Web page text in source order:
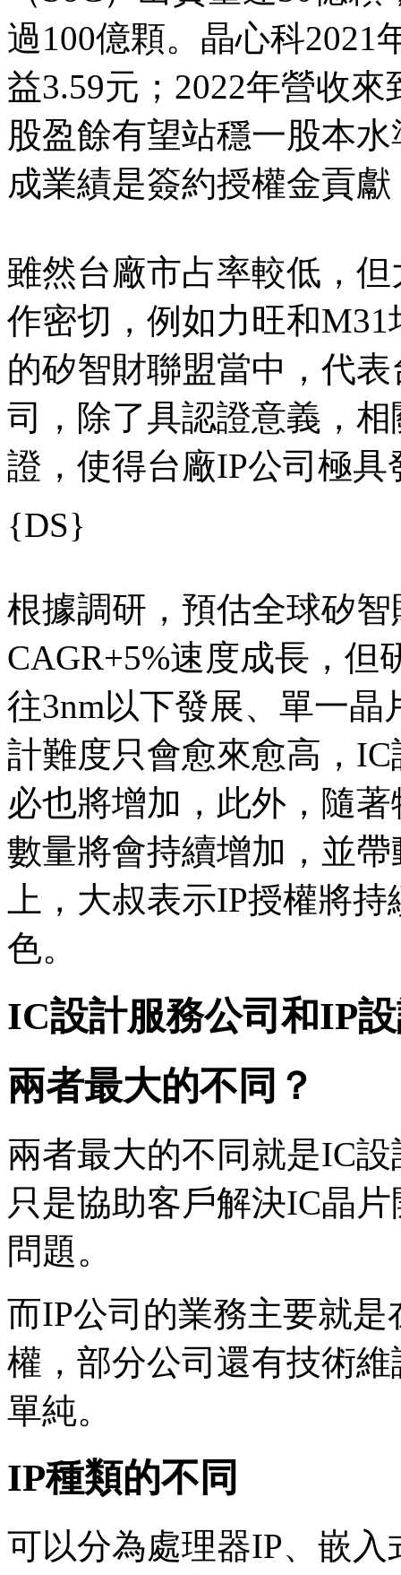
過100億顆。晶心科2021
益3.59元；2022年營收
股盈餘有望站穩一股本
成業績是簽約授權金貢
雖然台廠市占率較低，
作密切，例如力旺和
的矽智財聯盟當中，代
司，除了具認證意義，
證，使得台廠IP公司極具
{DS}
根據調研，預估全球矽
CAGR+5%速度成長，
往3nm以下發展、單一
計難度只會愈來愈高，
必也將增加，此外，隨
數量將會持續增加，並
上，大叔表示IP授權將
色。
IC設計服務公司和IP
兩者最大的不同？
兩者最大的不同就是IC
只是協助客戶解決IC晶
問題。
而IP公司的業務主要就
權，部分公司還有技術
單純。
IP種類的不同
可以分為處理器IP、嵌